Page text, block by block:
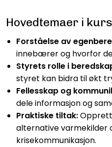
Hovedtemaer i
Forståelse av
innebærer og hvorfor
Styrets rolle i
styret kan bidra til økt
Fellesskap og
dele informasjon og
Praktiske tiltak:
alternative varmekilder
krisekommunikasjon.